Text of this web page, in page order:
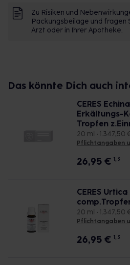
Zu Risiken und
Packungsbeilage und fragen
Arzt oder in Ihrer Apotheke.
Das könnte Dich auch
CERES
Erkältungs-
Tropfen
20 ml • 1.347,50
Pflichtangaben
26,95 € 1, 3
CERES
20 ml • 1.347,50
Pflichtangaben
26,95 € 1, 3